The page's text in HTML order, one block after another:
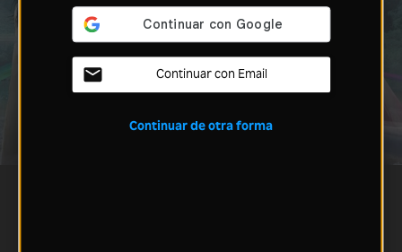
Continuar con Email
Continuar de otra forma